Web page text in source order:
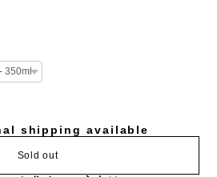
shipping available
Sold out